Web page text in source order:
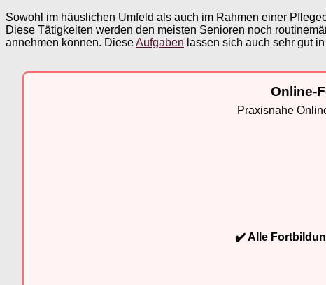
Sowohl im häuslichen Umfeld als auch im Rahmen einer
Diese Tätigkeiten werden den meisten Senioren noch
annehmen können. DieseAufgaben lassen sich auch sehr gut
Online-
Praxisnahe
✔️ Alle